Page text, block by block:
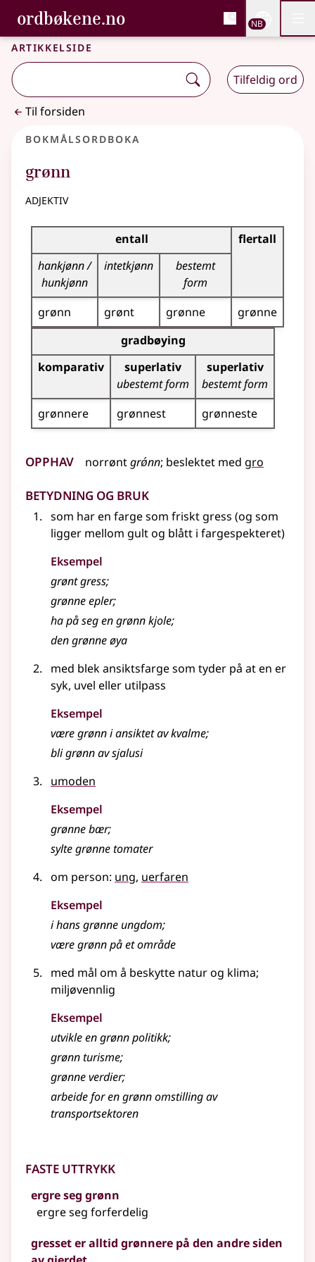
Gå til hovedinnhold
Tilgjengelighet
ordbøkene.no, Bokmålsordboka og
Bokmålsordboka og Nynorskordboka
NB
Artikkelside
Tilfeldig ord
Til forsiden
Bokmålsordboka
grønn
adjektiv
Bøyingstabell for dette adjektivet
entall
flertall
hankjønn /
hunkjønn
intetkjønn
bestemt
form
grønn
grønt grønne
grønne
Bøyingstabell for dette adjektivet (gradbøying)
gradbøying
komparativ
superlativ
ubestemt form
superlativ
bestemt form
grønnere
grønnest grønneste
Opphav norrøntgrǿnn; beslektet med gro
Betydning og bruk
som har en farge som friskt gress (og som
ligger mellom gult og blått i fargespekteret)
Eksempel
grønt gress;
grønne epler;
ha på seg en grønn kjole;
dengrønneøya
med blek ansiktsfarge som tyder på at en er
syk, uvel eller utilpass
Eksempel
være grønn i ansiktet av kvalme;
bli grønn av sjalusi
umoden
Eksempel
grønnebær;
syltegrønnetomater
om person: ung, uerfaren
Eksempel
i hansgrønne ungdom;
væregrønnpå et område
med mål om å beskytte natur og klima;
miljøvennlig
Eksempel
utvikle en grønn politikk;
grønn turisme;
grønne verdier;
arbeide for en grønn omstilling av
transportsektoren
Faste uttrykk
ergre seg grønn
ergre seg forferdelig
gresset er alltid grønnere på den andre siden